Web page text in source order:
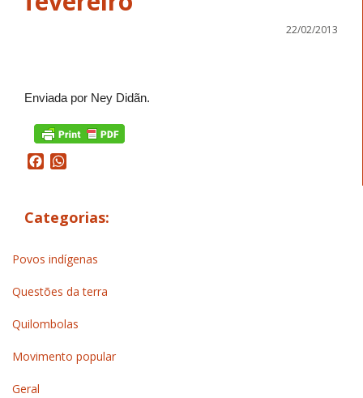
22/02/2013
Enviada por Ney Didãn.
Facebook
Categorias:
Povos indígenas
Questões da terra
Quilombolas
Movimento popular
Geral